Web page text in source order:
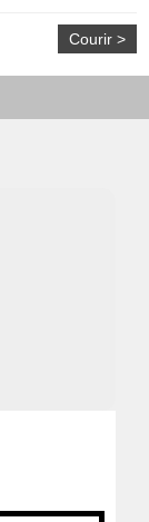
Courir >